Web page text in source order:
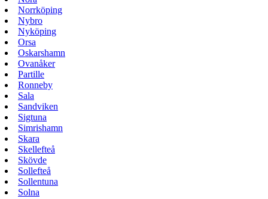
Norrköping
Nybro
Nyköping
Orsa
Oskarshamn
Ovanåker
Partille
Ronneby
Sala
Sandviken
Sigtuna
Simrishamn
Skara
Skellefteå
Skövde
Sollefteå
Sollentuna
Solna